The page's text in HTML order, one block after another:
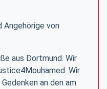
Angehörige von
aus Dortmund. Wir
Wir
an den am